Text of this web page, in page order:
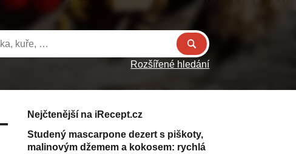
Rozšířené hledání
Nejčtenější na iRecept.cz
Studený mascarpone dezert s piškoty,
malinovým džemem a kokosem: rychlá